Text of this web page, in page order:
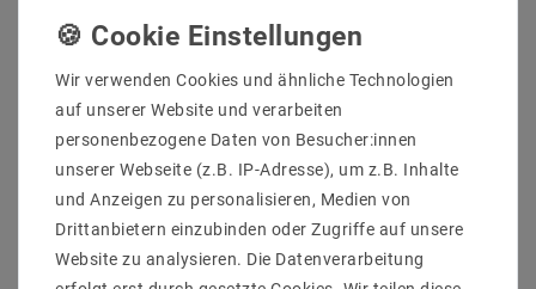
An allen LED-Strips wurden an beiden Enden 7 - 10 cm
lange offene Anschlusskabel angelötet, damit
mehrere Streifen hintereinander montiert werden
können. Aus diesem Grund ist in der Lieferung kein
Netzteil enthalten, da hierfür das genaue Maß sowie
die Gesamtbelastung für die Bestellung eines
passenden Netzteils ermittelt werden muss. Wegen
die schmale Platine , für 1-seitespeisung wird nur bis
max 3 Meter erlaubt, für 2-seitespeiung sind möglich
bis max 6 Meter erweiterbar
Wir verwenden Cookies und ähnliche Technologien
auf unserer Website und verarbeiten
personenbezogene Daten von Besucher:innen
unserer Webseite (z.B. IP-Adresse), um z.B. Inhalte
und Anzeigen zu personalisieren, Medien von
Drittanbietern einzubinden oder Zugriffe auf unsere
Website zu analysieren. Die Datenverarbeitung